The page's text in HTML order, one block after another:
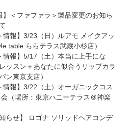
】＜ファファラ＞製品変更のお知ら
情報】3/23（日）ルアモ メイクアッ
table ららテラス武蔵小杉店）
情報】5/17（土）本当に上手にな
ッスン＋あなたに似合うリップカラ
ン東京支店）
情報】3/22（土）オーガニックコス
（場所：東京ハニーテラス＠神楽
知らせ】 ロゴナ ソリッドヘアコンデ